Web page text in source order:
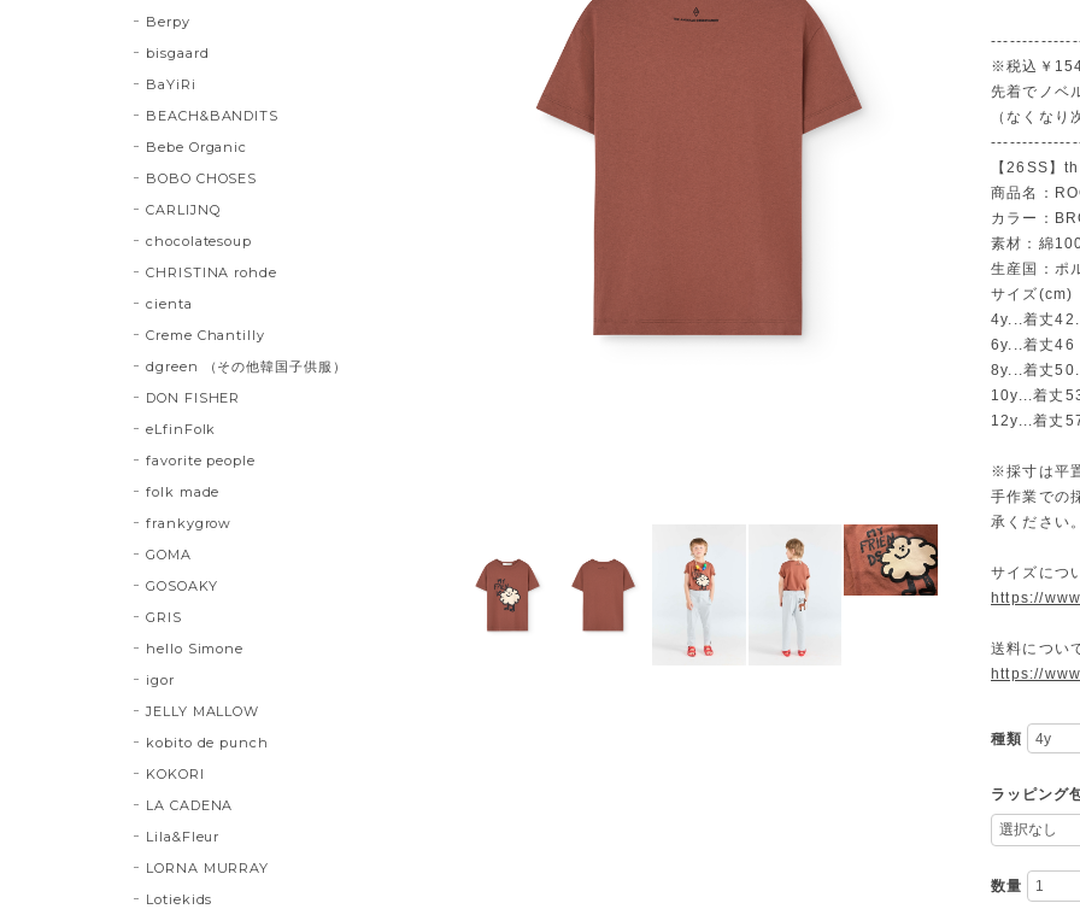
※税込￥
先着でノベ
（なくな
【26SS】
商品名：
カラー：
素材：綿
生産国：ポ
サイズ(cm)
4y...着丈
6y...着丈46
8y...着丈
10y...着丈
12y...着丈
※採寸は平
手作業での
承ください
サイズにつ
https://
送料につい
https://
種類
ラッピング
数量
Berpy
bisgaard
BaYiRi
BEACH&BANDITS
Bebe Organic
BOBO CHOSES
CARLIJNQ
chocolatesoup
CHRISTINA rohde
cienta
Creme Chantilly
dgreen （その他韓国子供服）
DON FISHER
eLfinFolk
favorite people
folk made
frankygrow
GOMA
GOSOAKY
GRIS
hello Simone
igor
JELLY MALLOW
kobito de punch
KOKORI
LA CADENA
Lila&Fleur
LORNA MURRAY
Lotiekids